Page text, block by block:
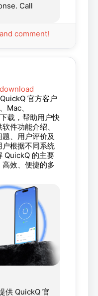
Call
comment!
官方客户
Mac、
载，帮助用户快
件功能介绍、
、用户评价及
根据不同系统
QuickQ 的主要
效、便捷的多
供 QuickQ 官